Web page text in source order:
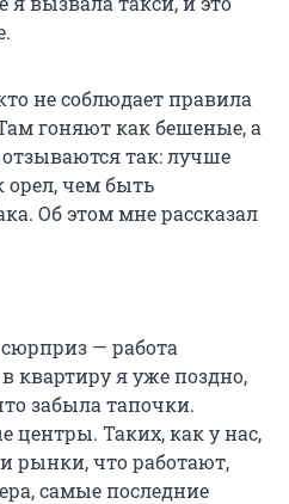
не соблюдает правила
гоняют как бешеные, а
так: лучше
орел, чем быть
Об этом мне рассказал
— работа
квартиру я уже поздно,
забыла тапочки.
центры. Таких, как у нас,
рынки, что работают,
самые последние